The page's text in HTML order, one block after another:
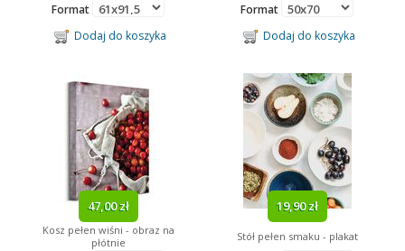
Format
Dodaj do koszyka
Format
Dodaj do koszyka
47,00 zł
Kosz pełen wiśni - obraz na
płótnie
19,90 zł
Stół pełen smaku - plakat